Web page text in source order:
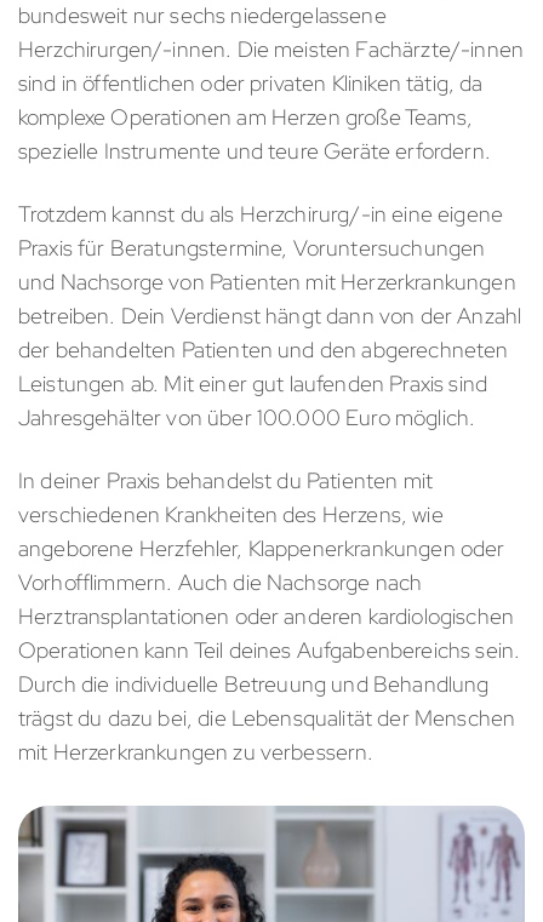
bundesweit nur sechs niedergelassene
Herzchirurgen/-innen. Die meisten Fachärzte/-innen
sind in öffentlichen oder privaten Kliniken tätig, da
komplexe Operationen am Herzen große Teams,
spezielle Instrumente und teure Geräte erfordern.
Trotzdem kannst du als Herzchirurg/-in eine eigene
Praxis für Beratungstermine, Voruntersuchungen
und Nachsorge von Patienten mit Herzerkrankungen
betreiben. Dein Verdienst hängt dann von der Anzahl
der behandelten Patienten und den abgerechneten
Leistungen ab. Mit einer gut laufenden Praxis sind
Jahresgehälter von über 100.000 Euro möglich.
In deiner Praxis behandelst du Patienten mit
verschiedenen Krankheiten des Herzens, wie
angeborene Herzfehler, Klappenerkrankungen oder
Vorhofflimmern. Auch die Nachsorge nach
Herztransplantationen oder anderen kardiologischen
Operationen kann Teil deines Aufgabenbereichs sein.
Durch die individuelle Betreuung und Behandlung
trägst du dazu bei, die Lebensqualität der Menschen
mit Herzerkrankungen zu verbessern.